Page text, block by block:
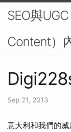
SEO與
Content）
Sep 21, 2013
意大利和我們的